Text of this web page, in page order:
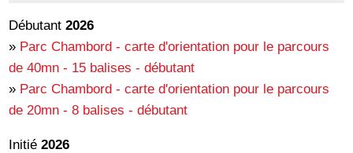
Débutant2026
» Parc Chambord - carte d'orientation pour le parcours
de 40mn - 15 balises - débutant
» Parc Chambord - carte d'orientation pour le parcours
de 20mn - 8 balises - débutant
Initié2026